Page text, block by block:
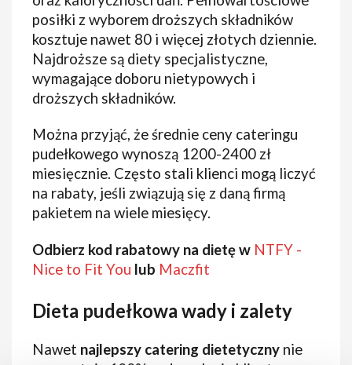
posiłki z wyborem droższych składników
kosztuje nawet 80 i więcej złotych dziennie.
Najdroższe są diety specjalistyczne,
wymagające doboru nietypowych i
droższych składników.
Można przyjąć, że średnie ceny cateringu
pudełkowego wynoszą 1200-2400 zł
miesięcznie. Często stali klienci mogą liczyć
na rabaty, jeśli związują się z daną firmą
pakietem na wiele miesięcy.
Odbierz kod rabatowy na dietę w NTFY -
Nice to Fit You lub Maczfit
Dieta pudełkowa wady i zalety
Nawet najlepszy catering dietetyczny nie